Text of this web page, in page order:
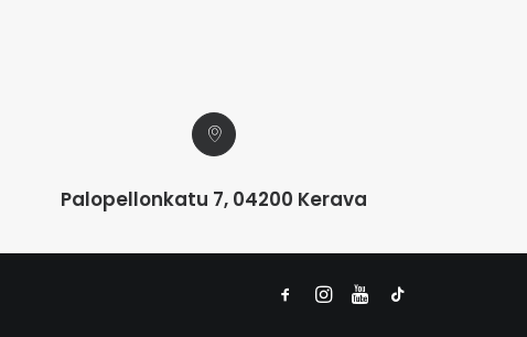
Palopellonkatu 7, 04200 Kerava